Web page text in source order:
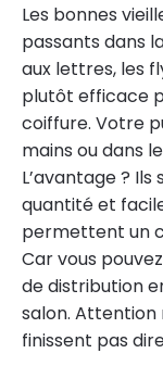
Les bonnes
passants dans
aux lettres, les
plutôt efficace
coiffure. Votre
mains ou dans
L’avantage ?
quantité et
permettent un
Car vous
de distribution
salon. Attention
finissent pas